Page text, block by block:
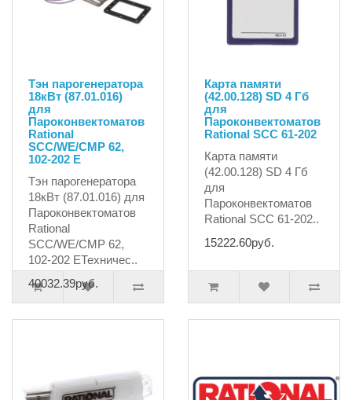
Тэн парогенератора
18кВт (87.01.016)
для
Пароконвектоматов
Rational
SCC/WE/CMP 62,
102-202 E
Тэн парогенератора
18кВт (87.01.016) для
Пароконвектоматов
Rational
SCC/WE/CMP 62,
102-202 EТехничес..
40032.39руб.
Карта памяти
(42.00.128) SD 4 Гб
для
Пароконвектоматов
Rational SCC 61-202
Карта памяти
(42.00.128) SD 4 Гб
для
Пароконвектоматов
Rational SCC 61-202..
15222.60руб.